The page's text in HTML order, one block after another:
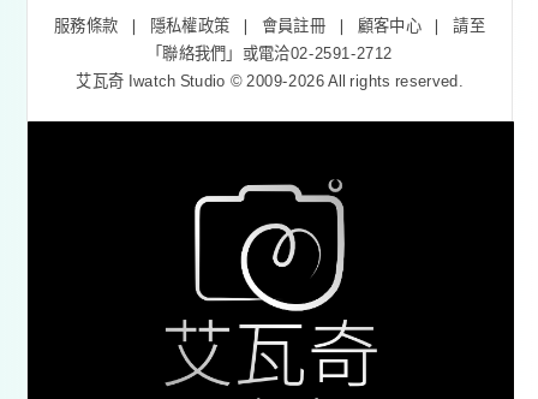
服務條款 隱私權政策 ❘會員註冊 顧客中心 ❘請至
「聯絡我們 」或電洽02-2591-2712
艾瓦奇 Iwatch Studio © 2009-2026 All rights reserved.